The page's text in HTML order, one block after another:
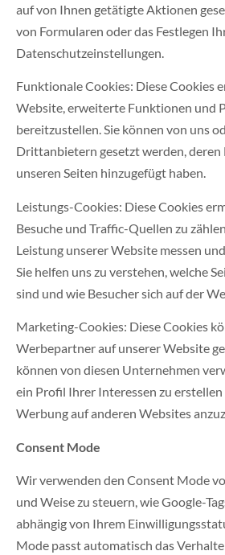
auf von Ihnen getätigte Aktionen
von Formularen oder das Festlegen
Datenschutzeinstellungen.
Funktionale Cookies: Diese Cookies
Website, erweiterte Funktionen und
bereitzustellen. Sie können von uns
Drittanbietern gesetzt werden, deren
unseren Seiten hinzugefügt haben.
Leistungs-Cookies: Diese Cookies
Besuche und Traffic-Quellen zu
Leistung unserer Website messen
Sie helfen uns zu verstehen, welche
sind und wie Besucher sich auf der
Marketing-Cookies: Diese Cookies
Werbepartner auf unserer Website
können von diesen Unternehmen
ein Profil Ihrer Interessen zu
Werbung auf anderen Websites
Consent Mode
Wir verwenden den Consent Mode
und Weise zu steuern, wie Google-
abhängig von Ihrem
Mode passt automatisch das